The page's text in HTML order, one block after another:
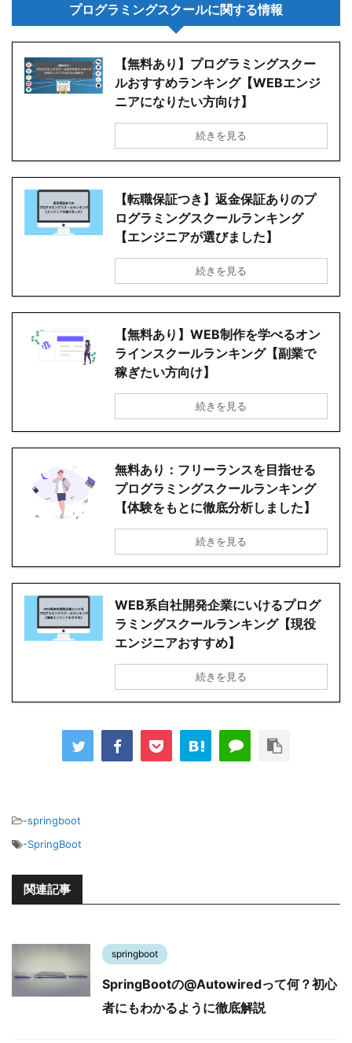
プログラミングスクールに関する情報
【無料あり】プログラミングスクー
ルおすすめランキング【WEBエンジ
ニアになりたい方向け】
続きを見る
【転職保証つき】返金保証ありのプ
ログラミングスクールランキング
【エンジニアが選びました】
続きを見る
【無料あり】WEB制作を学べるオン
ラインスクールランキング【副業で
稼ぎたい方向け】
続きを見る
無料あり：フリーランスを目指せる
プログラミングスクールランキング
【体験をもとに徹底分析しました】
続きを見る
WEB系自社開発企業にいけるプログ
ラミングスクールランキング【現役
エンジニアおすすめ】
続きを見る
-springboot
-SpringBoot
関連記事
springboot
SpringBootの@Autowiredって何？初心
者にもわかるように徹底解説